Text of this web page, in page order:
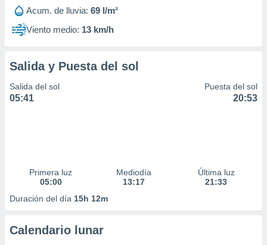
Acum. de lluvia: 69 l/m²
Viento medio: 13 km/h
Salida y Puesta del sol
Salida del sol
05:41
Puesta del sol
20:53
Primera luz
05:00
Mediodía
13:17
Última luz
21:33
Duración del día 15h 12m
Calendario lunar